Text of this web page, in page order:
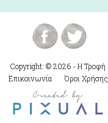
Copyright: © 2026 - Η Τροφή
Επικοινωνία
Όροι Χρήσης